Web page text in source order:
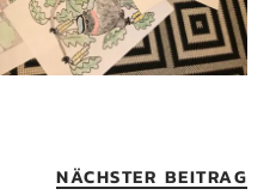
NÄCHSTER BEITRAG